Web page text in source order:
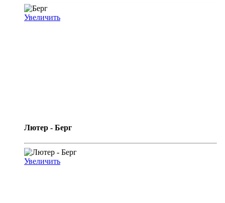
Увеличить
Лютер - Берг
Увеличить